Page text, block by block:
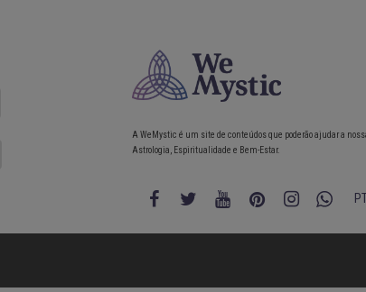
A WeMystic é um site de conteúdos que poderão ajudar a
Astrologia, Espiritualidade e Bem-Estar.